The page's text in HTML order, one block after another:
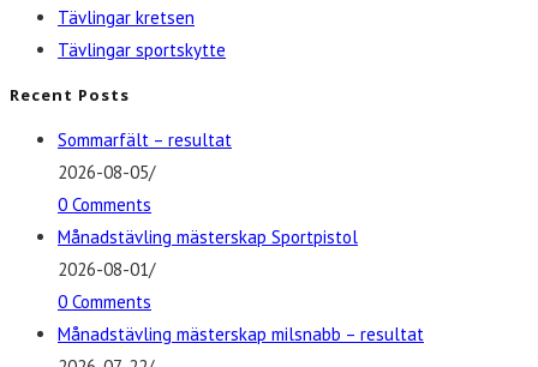
Tävlingar kretsen
Tävlingar sportskytte
Recent Posts
Sommarfält – resultat
2026-08-05/
0 Comments
Månadstävling mästerskap Sportpistol
2026-08-01/
0 Comments
Månadstävling mästerskap milsnabb – resultat